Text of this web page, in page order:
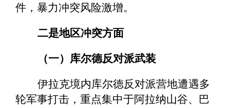
件，暴力冲突风险激增。
二是地区冲突方面
（一）库尔德反对派武装
伊拉克境内库尔德反对派营地遭遇多
轮军事打击，重点集中于阿拉纳山谷、巴